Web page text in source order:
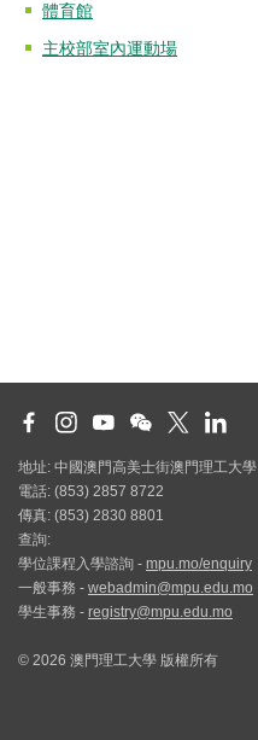
體育館
主校部室內運動場
地址: 中國澳門高美士街澳門理工大學
電話: (853) 2857 8722
傳真: (853) 2830 8801
查詢:
學位課程入學諮詢 - mpu.mo/enquiry
一般事務 - webadmin@mpu.edu.mo
學生事務 - registry@mpu.edu.mo
© 2026 澳門理工大學 版權所有